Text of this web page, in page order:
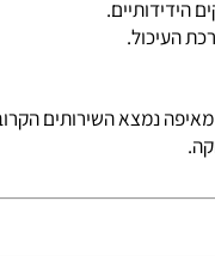
נוחות.
השירותים